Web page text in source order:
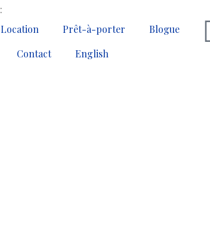
:
Location Prêt-à-porter
Blogue
Contact
English